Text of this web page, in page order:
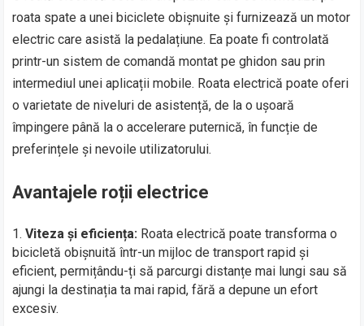
roata spate a unei biciclete obișnuite și furnizează un motor
electric care asistă la pedalațiune. Ea poate fi controlată
printr-un sistem de comandă montat pe ghidon sau prin
intermediul unei aplicații mobile. Roata electrică poate oferi
o varietate de niveluri de asistență, de la o ușoară
împingere până la o accelerare puternică, în funcție de
preferințele și nevoile utilizatorului.
Avantajele roții electrice
Viteza și eficiența: Roata electrică poate transforma o
bicicletă obișnuită într-un mijloc de transport rapid și
eficient, permițându-ți să parcurgi distanțe mai lungi sau să
ajungi la destinația ta mai rapid, fără a depune un efort
excesiv.